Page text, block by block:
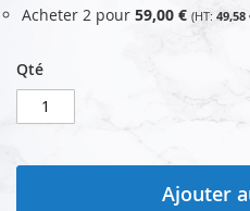
Acheter 2 pour 59,00 € 49,58
Qté
Ajouter